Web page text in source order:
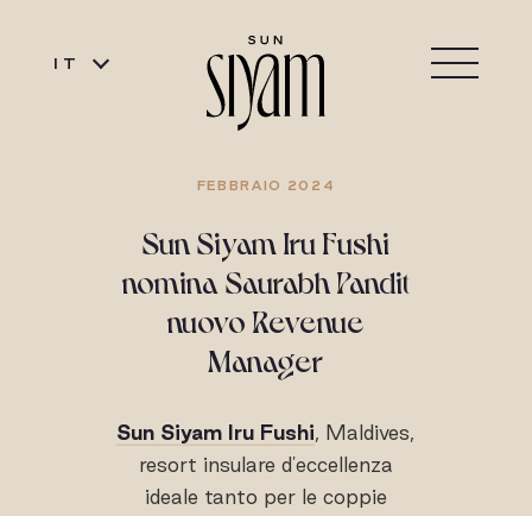
IT
FEBBRAIO 2024
Sun Siyam Iru Fushi
nomina Saurabh Pandit
nuovo Revenue
Manager
Sun Siyam Iru Fushi, Maldives,
resort insulare d'eccellenza
ideale tanto per le coppie